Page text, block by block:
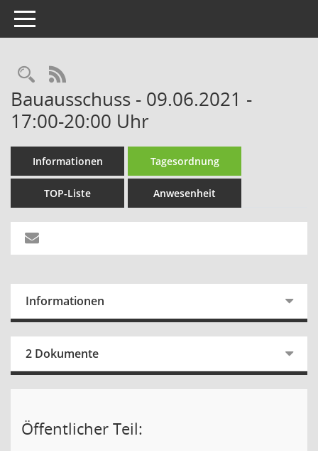
Toggle navigation
Rechercheauswahl
RSS-Feed
Bauausschuss - 09.06.2021 -
17:00-20:00 Uhr
Informationen Tagesordnung
TOP-Liste Anwesenheit
Informationen
2 Dokumente
Öffentlicher Teil: